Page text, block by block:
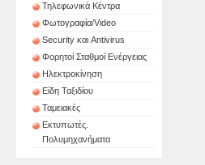
Τηλεφωνικά Κέντρα
Φωτογραφία/Video
Security και Antivirus
Φορητοί Σταθμοί Ενέργειας
Ηλεκτροκίνηση
Είδη Ταξιδίου
Ταμειακές
Εκτυπωτές.
Πολυμηχανήματα